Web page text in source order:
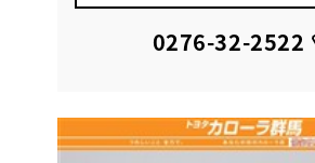
0276-32-2522